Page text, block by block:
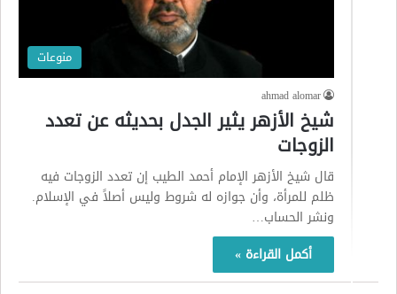
منوعات
ahmad alomar
شيخ الأزهر يثير الجدل بحديثه عن تعدد
الزوجات
قال شيخ الأزهر الإمام أحمد الطيب إن تعدد الزوجات فيه
ظلم للمرأة، وأن جوازه له شروط وليس أصلاً في الإسلام.
ونشر الحساب…
أكمل القراءة »